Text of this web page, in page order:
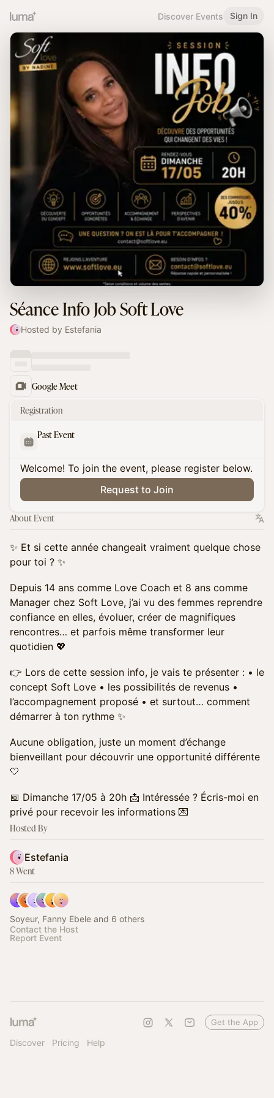
Discover Events Sign In
Séance Info Job Soft Love
Hosted by Estefania
Google Meet
Registration
Past Event
Welcome! To join the event, please register below.
Request to Join
About Event
✨ Et si cette année changeait vraiment quelque chose
pour toi ? ✨
Depuis 14 ans comme Love Coach et 8 ans comme
Manager chez Soft Love, j’ai vu des femmes reprendre
confiance en elles, évoluer, créer de magnifiques
rencontres… et parfois même transformer leur
quotidien 💖
👉 Lors de cette session info, je vais te présenter : • le
concept Soft Love • les possibilités de revenus •
l’accompagnement proposé • et surtout… comment
démarrer à ton rythme ✨
Aucune obligation, juste un moment d’échange
bienveillant pour découvrir une opportunité différente
🤍
📅 Dimanche 17/05 à 20h 📩 Intéressée ? Écris-moi en
privé pour recevoir les informations 💌
Hosted By
Estefania
8 Went
Soyeur, Fanny Ebele and 6 others
Contact the Host
Report Event
Discover Pricing Help
Get the App